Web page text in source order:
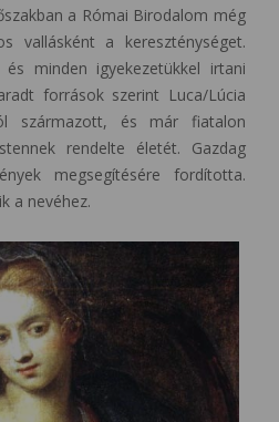
a Római Birodalom még
vallásként a kereszténységet.
és minden igyekezetükkel irtani
források szerint Luca/Lúcia
származott, és már fiatalon
rendelte életét. Gazdag
megsegítésére fordította.
a nevéhez.